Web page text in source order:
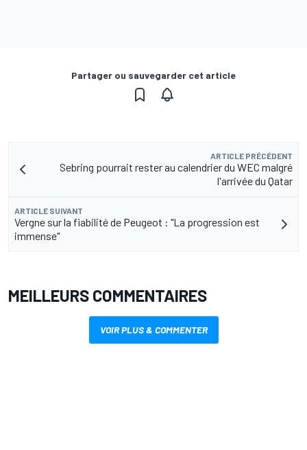
Partager ou sauvegarder cet article
ARTICLE PRÉCÉDENT
Sebring pourrait rester au calendrier du WEC malgré
l'arrivée du Qatar
ARTICLE SUIVANT
Vergne sur la fiabilité de Peugeot : "La progression est
immense"
MEILLEURS COMMENTAIRES
VOIR PLUS & COMMENTER